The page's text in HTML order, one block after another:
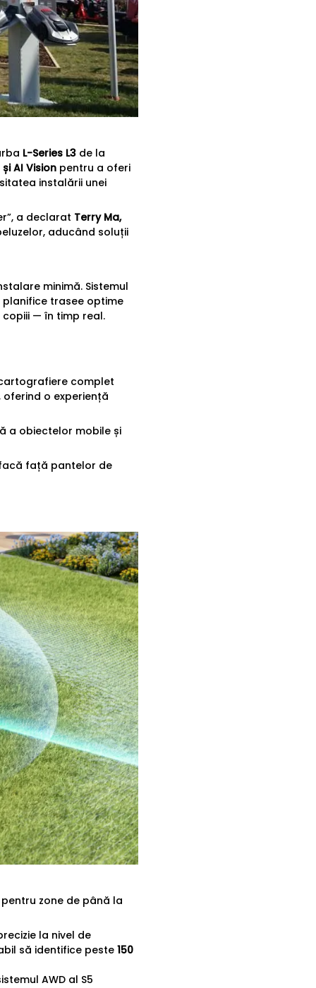
L-Series L3 de la
și AI Vision pentru a oferi
instalării unei
a declarat Terry Ma,
aducând soluții
minimă. Sistemul
trasee optime
— în timp real.
complet
o experiență
a obiectelor mobile și
față pantelor de
zone de până la
la nivel de
să identifice peste 150
AWD al S5